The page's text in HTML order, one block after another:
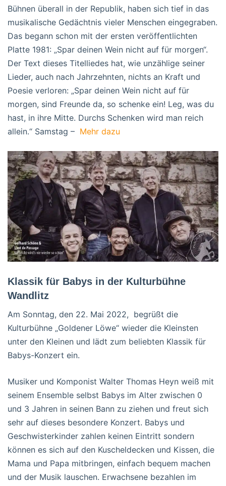
Bühnen überall in der Republik, haben sich tief in das
musikalische Gedächtnis vieler Menschen eingegraben.
Das begann schon mit der ersten veröffentlichten
Platte 1981: „Spar deinen Wein nicht auf für morgen“.
Der Text dieses Titelliedes hat, wie unzählige seiner
Lieder, auch nach Jahrzehnten, nichts an Kraft und
Poesie verloren: „Spar deinen Wein nicht auf für
morgen, sind Freunde da, so schenke ein! Leg, was du
hast, in ihre Mitte. Durchs Schenken wird man reich
allein.“ Samstag – Mehr dazu
Klassik für Babys in der Kulturbühne
Wandlitz
Am Sonntag, den 22. Mai 2022, begrüßt die
Kulturbühne „Goldener Löwe“ wieder die Kleinsten
unter den Kleinen und lädt zum beliebten Klassik für
Babys-Konzert ein.
Musiker und Komponist Walter Thomas Heyn weiß mit
seinem Ensemble selbst Babys im Alter zwischen 0
und 3 Jahren in seinen Bann zu ziehen und freut sich
sehr auf dieses besondere Konzert. Babys und
Geschwisterkinder zahlen keinen Eintritt sondern
können es sich auf den Kuscheldecken und Kissen, die
Mama und Papa mitbringen, einfach bequem machen
und der Musik lauschen. Erwachsene bezahlen im